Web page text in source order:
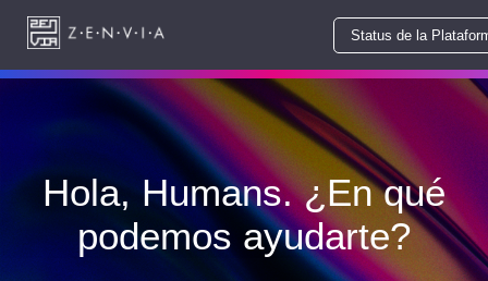
Status de la
Hola, Humans. ¿En qué
podemos ayudarte?